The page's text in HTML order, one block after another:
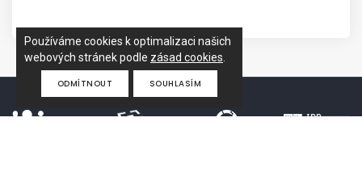
Používáme cookies k optimalizaci našich
webových stránek podle zásad cookies
ODMÍTNOUT SOUHLASÍM